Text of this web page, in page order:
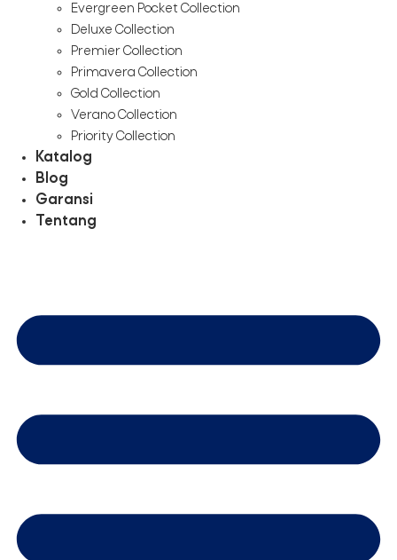
Evergreen Pocket Collection
Deluxe Collection
Premier Collection
Primavera Collection
Gold Collection
Verano Collection
Priority Collection
Katalog
Blog
Garansi
Tentang